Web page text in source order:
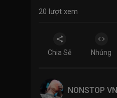
20 lượt xem
Chia Sẻ Nhúng
NONSTOP VN